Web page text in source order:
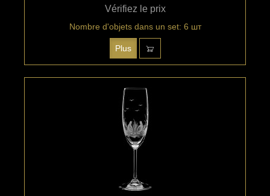
Vérifiez le prix
Nombre d'objets dans un set: 6 шт
Plus